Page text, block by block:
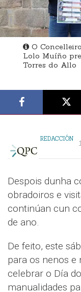
O
Lolo Muíño
Torres do Allo
REDACCIÓN
Despois dunha
obradoiros e
continúan cun
de ano.
De feito, este
para os nenos e
celebrar o Día
manualidades